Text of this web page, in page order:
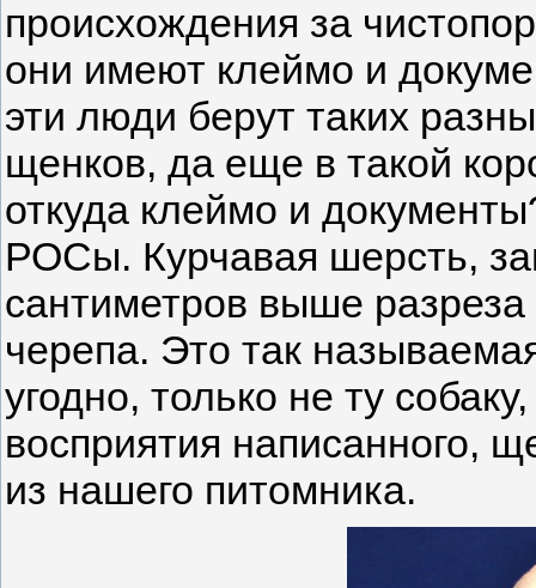
происхождения за
они имеют клеймо и
эти люди берут таких
щенков, да еще в такой
откуда клеймо и
РОСы. Курчавая шерсть,
сантиметров выше
черепа. Это так
угодно, только не ту
восприятия написанного,
из нашего питомника.